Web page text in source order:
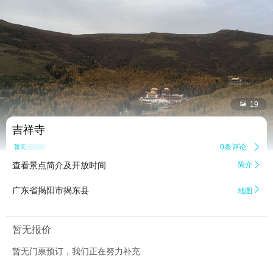
 19
吉祥寺
暂无点评 0条评论 
查看景点简介及开放时间 简介 
广东省揭阳市揭东县 地图 
暂无报价
暂无门票预订，我们正在努力补充